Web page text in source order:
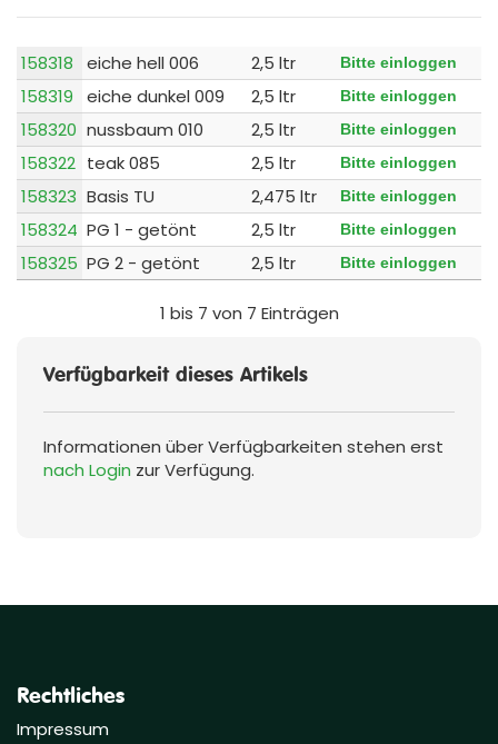
Verfügbarkeit dieses Artikels
Informationen über Verfügbarkeiten stehen erst
nach Login zur Verfügung.
158318 eiche hell 006 2,5 ltr Bitte einloggen
158319 eiche dunkel 009 2,5 ltr Bitte einloggen
158320 nussbaum 010 2,5 ltr Bitte einloggen
158322 teak 085 2,5 ltr Bitte einloggen
158323 Basis TU 2,475 ltr Bitte einloggen
158324 PG 1 - getönt 2,5 ltr Bitte einloggen
158325 PG 2 - getönt 2,5 ltr Bitte einloggen
1 bis 7 von 7 Einträgen
Rechtliches
Impressum